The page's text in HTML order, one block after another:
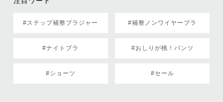
#ステップ補整ブラジャー #補整ノンワイヤーブラ
#ナイトブラ #おしりが桃！パンツ
#ショーツ #セール